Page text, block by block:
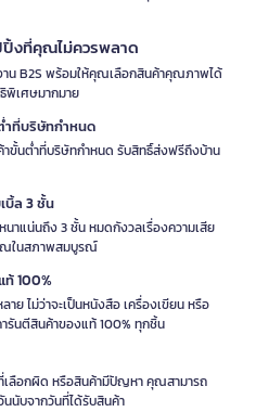
ปิ้งที่คุณไม่ควรพลาด
าน B2S พร้อมให้คุณเลือกสินค้าคุณภาพได้
พิเศษมากมาย
ำที่บริษัทกำหนด
ขั้นต่ำที่บริษัทกำหนด รับสิทธิ์ส่งฟรีถึงบ้าน
บิ้ล 3 ชั้น
าแน่นถึง 3 ชั้น หมดกังวลเรื่องความเสีย
ณในสภาพสมบูรณ์
100%
ย ไม่ว่าจะเป็นหนังสือ เครื่องเขียน หรือ
รันตีสินค้าของแท้ 100% ทุกชิ้น
ที่เลือกผิด หรือสินค้ามีปัญหา คุณสามารถ
นนับจากวันที่ได้รับสินค้า